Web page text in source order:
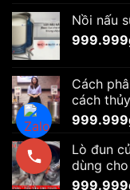
Nồi nấu
999.999
Cách
cách thủy
999.999
Lò đun
dùng
999.999